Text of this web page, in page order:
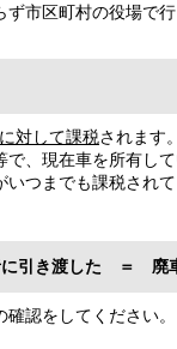
市区町村の役場で
対して課税されます。
、現在車を所有し
つまでも課税されて
引き渡した ＝ 廃車
認をしてください。